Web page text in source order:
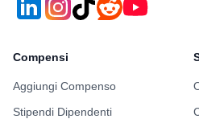
Nei primi mesi:
esistenti.
Analizzerai risorse
organizzativi.
Compensi
Aggiungi Compenso
Stipendi Dipendenti